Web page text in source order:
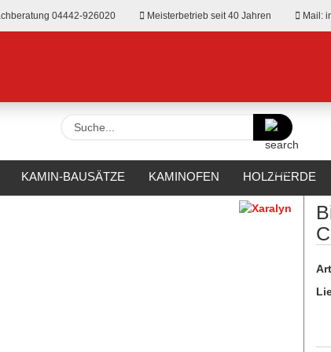
04442-926020 Meisterbetrieb seit 40 Jahren Mail:
Suche...
KAMIN-BAUSÄTZE KAMINOFEN HOLZHERDE
%SALE%
Bioethanol-Einbaubox L CLASSIC von XARALYN